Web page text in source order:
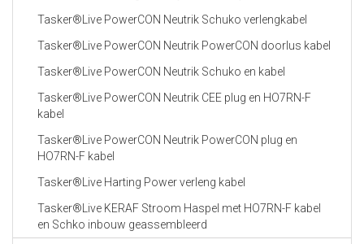
Tasker®Live PowerCON Neutrik Schuko verlengkabel
Tasker®Live PowerCON Neutrik PowerCON doorlus kabel
Tasker®Live PowerCON Neutrik Schuko en kabel
Tasker®Live PowerCON Neutrik CEE plug en HO7RN-F
kabel
Tasker®Live PowerCON Neutrik PowerCON plug en
HO7RN-F kabel
Tasker®Live Harting Power verleng kabel
Tasker®Live KERAF Stroom Haspel met HO7RN-F kabel
en Schko inbouw geassembleerd